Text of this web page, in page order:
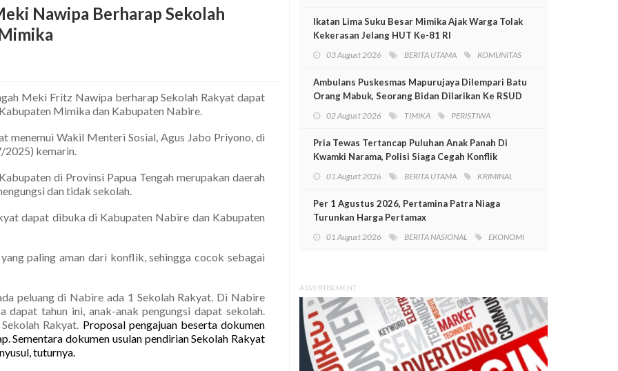
Nawipa Berharap Sekolah
Meki Fritz Nawipa berharap Sekolah Rakyat dapat
Mimika dan Kabupaten Nabire.
menemui Wakil Menteri Sosial, Agus Jabo Priyono, di
2025) kemarin.
di Provinsi Papua Tengah merupakan daerah
dan tidak sekolah.
dapat dibuka di Kabupaten Nabire dan Kabupaten
paling aman dari konflik, sehingga cocok sebagai
peluang di Nabire ada 1 Sekolah Rakyat. Di Nabire
tahun ini, anak-anak pengungsi dapat sekolah.
Rakyat. Proposal pengajuan beserta dokumen
Sementara dokumen usulan pendirian Sekolah Rakyat
tuturnya.
Ikatan Lima Suku Besar Mimika Ajak Warga Tolak
Kekerasan Jelang HUT Ke-81 RI
03 August 2026 BERITA UTAMA KOMUNITAS
Ambulans Puskesmas Mapurujaya Dilempari Batu
Orang Mabuk, Seorang Bidan Dilarikan Ke RSUD
02 August 2026 TIMIKA PERISTIWA
Pria Tewas Tertancap Puluhan Anak Panah Di
Kwamki Narama, Polisi Siaga Cegah Konflik
01 August 2026 BERITA UTAMA KRIMINAL
Per 1 Agustus 2026, Pertamina Patra Niaga
Turunkan Harga Pertamax
01 August 2026 BERITA NASIONAL EKONOMI
ADVERTISEMENT